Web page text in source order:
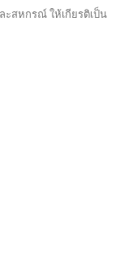
ะสหกรณ์ ให้เกียรติเป็น